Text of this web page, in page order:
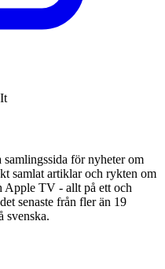
samlingssida för nyheter om
samlat artiklar och rykten om
Apple TV - allt på ett och
senaste från fler än 19
svenska.